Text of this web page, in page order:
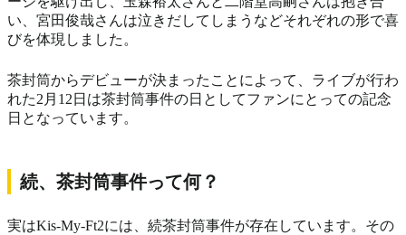
い、宮田俊哉さんは泣きだしてしまうなどそれぞれの形で喜
びを体現しました。
茶封筒からデビューが決まったことによって、ライブが行わ
れた2月12日は茶封筒事件の日としてファンにとっての記念
日となっています。
続、茶封筒事件って何？
実はKis-My-Ft2には、続茶封筒事件が存在しています。その